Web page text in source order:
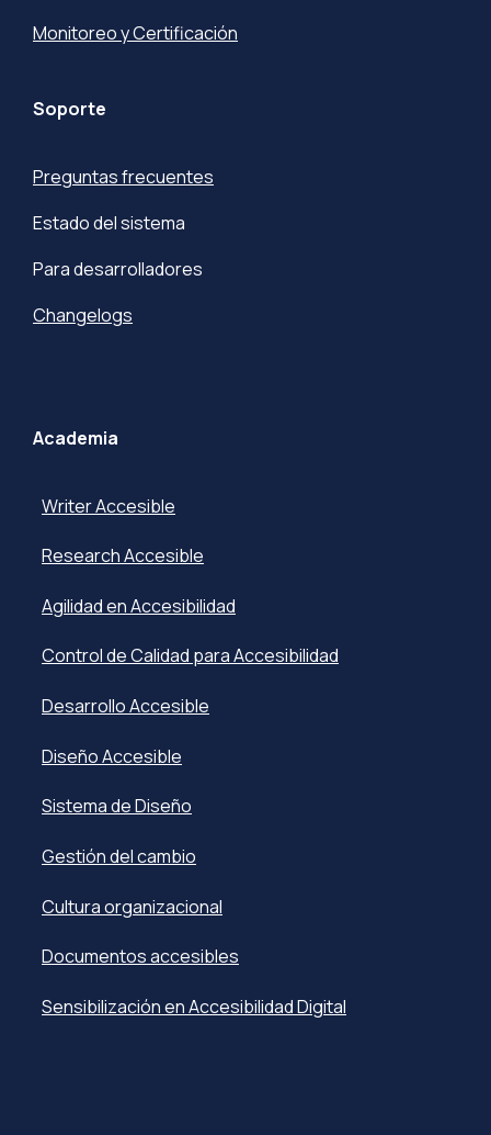
Monitoreo y Certificación
Soporte
Preguntas frecuentes
Estado del sistema
Para desarrolladores
Changelogs
Academia
Writer Accesible
Research Accesible
Agilidad en Accesibilidad
Control de Calidad para Accesibilidad
Desarrollo Accesible
Diseño Accesible
Sistema de Diseño
Gestión del cambio
Cultura organizacional
Documentos accesibles
Sensibilización en Accesibilidad Digital